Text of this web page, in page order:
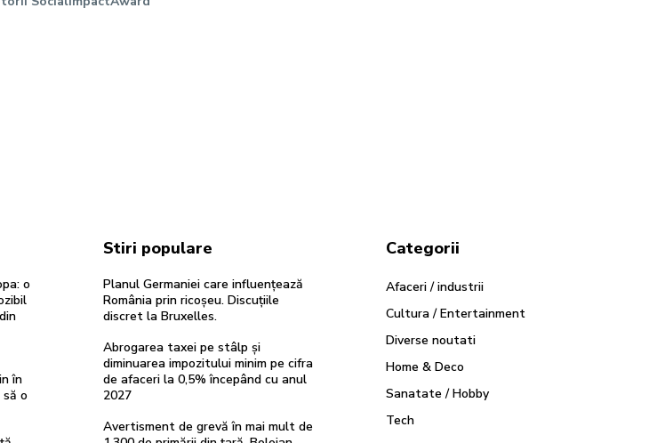
o
în
o
Stiri populare
Planul Germaniei care influențează
România prin ricoșeu. Discuțiile
discret la Bruxelles.
Abrogarea taxei pe stâlp și
diminuarea impozitului minim pe cifra
de afaceri la 0,5% începând cu anul
2027
Avertisment de grevă în mai mult de
Categorii
Afaceri / industrii
Cultura / Entertainment
Diverse noutati
Home & Deco
Sanatate / Hobby
Tech